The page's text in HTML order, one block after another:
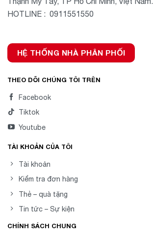
HOTLINE : 0911551550
HỆ THỐNG NHÀ PHÂN PHỐI
THEO DÕI CHÚNG TÔI TRÊN
Facebook
Tiktok
Youtube
TÀI KHOẢN CỦA TÔI
Tài khoản
Kiểm tra đơn hàng
Thẻ – quà tặng
Tin tức – Sự kiện
CHÍNH SÁCH CHUNG